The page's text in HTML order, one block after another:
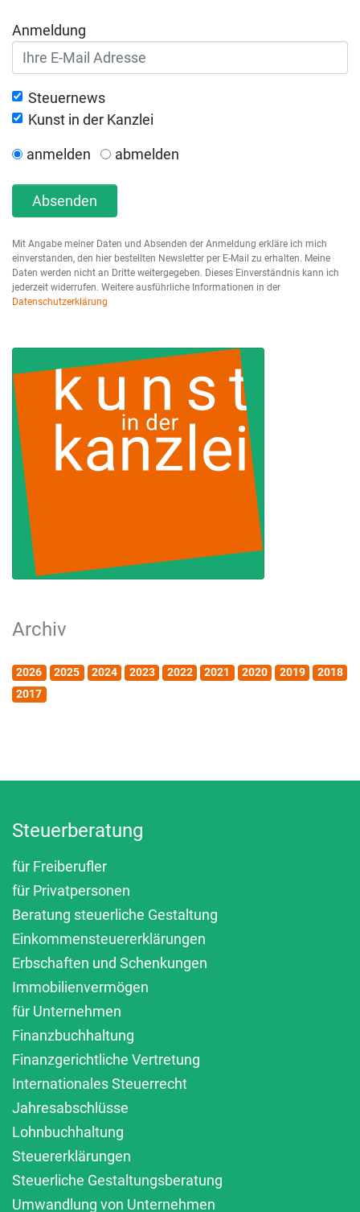
Anmeldung
Steuernews
Kunst in der Kanzlei
anmelden abmelden
Absenden
Mit Angabe meiner Daten und Absenden der Anmeldung erkläre ich mich
einverstanden, den hier bestellten Newsletter per E-Mail zu erhalten. Meine
Daten werden nicht an Dritte weitergegeben. Dieses Einverständnis kann ich
jederzeit widerrufen. Weitere ausführliche Informationen in der
Datenschutzerklärung
Archiv
2026 2025 2024 2023 2022 2021 2020 2019
2018
2017
Steuerberatung
für Freiberufler
für Privatpersonen
Beratung steuerliche Gestaltung
Einkommensteuererklärungen
Erbschaften und Schenkungen
Immobilienvermögen
für Unternehmen
Finanzbuchhaltung
Finanzgerichtliche Vertretung
Internationales Steuerrecht
Jahresabschlüsse
Lohnbuchhaltung
Steuererklärungen
Steuerliche Gestaltungsberatung
Umwandlung von Unternehmen